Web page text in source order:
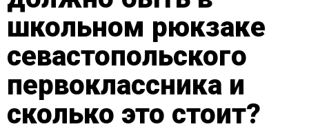
школьном рюкзаке
севастопольского
первоклассника и
сколько это стоит?